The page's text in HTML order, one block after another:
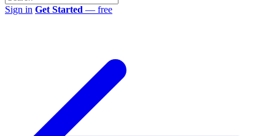
Sign in Get Started — free